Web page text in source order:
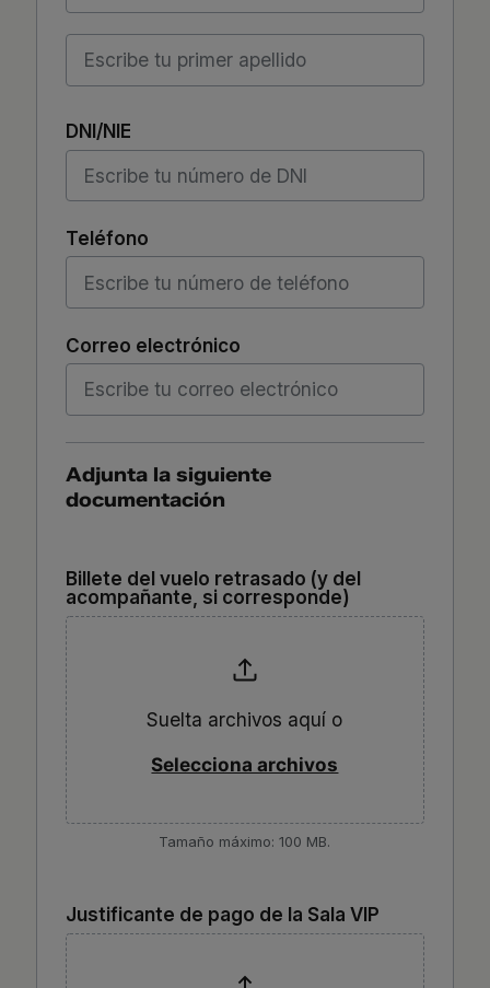
DNI/NIE
Teléfono
Correo electrónico
Adjunta la siguiente
documentación
Billete del vuelo retrasado (y del
acompañante, si corresponde)
Suelta archivos aquí o
Selecciona archivos
Tamaño máximo: 100 MB.
Justificante de pago de la Sala VIP